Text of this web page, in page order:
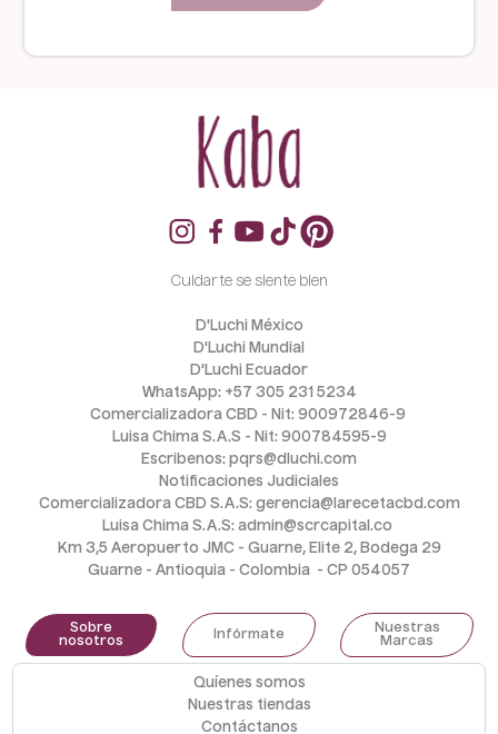
Cuidarte se siente bien
D'Luchi México
D'Luchi Mundial
D'Luchi Ecuador
WhatsApp: +57 305 231 5234
Comercializadora CBD - Nit: 900972846-9
Luisa Chima S.A.S - Nit: 900784595-9
Escribenos: pqrs@dluchi.com
Notificaciones Judiciales
Comercializadora CBD S.A.S: gerencia@larecetacbd.com
Luisa Chima S.A.S: admin@scrcapital.co
Km 3,5 Aeropuerto JMC - Guarne, Elite 2, Bodega 29
Guarne - Antioquia - Colombia  - CP 054057
Sobre
nosotros
Infórmate
Nuestras
Marcas
Quíenes somos
Nuestras tiendas
Contáctanos